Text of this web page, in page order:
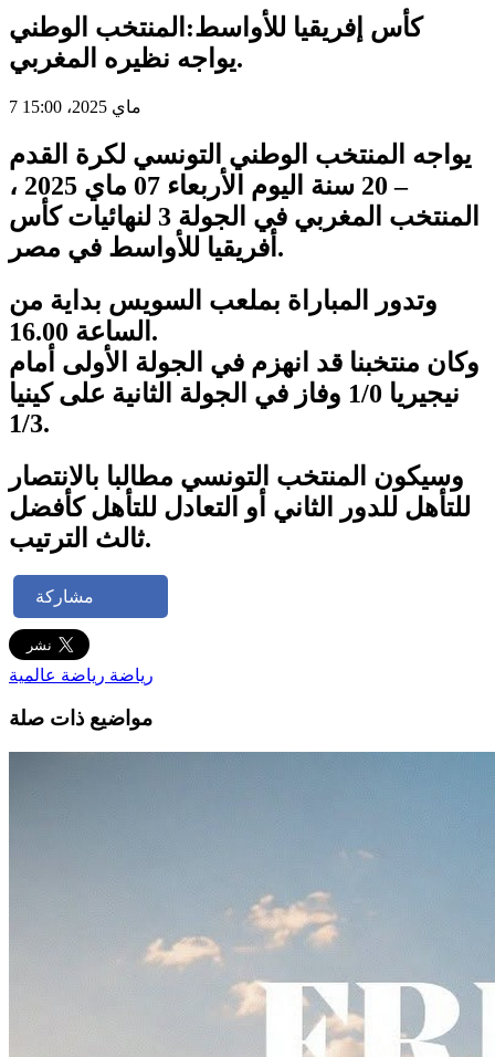
كأس إفريقيا للأواسط:المنتخب الوطني
يواجه نظيره المغربي.
7 ماي 2025، 15:00
يواجه المنتخب الوطني التونسي لكرة القدم
– 20 سنة اليوم الأربعاء 07 ماي 2025 ،
المنتخب المغربي في الجولة 3 لنهائيات كأس
أفريقيا للأواسط في مصر.
وتدور المباراة بملعب السويس بداية من
الساعة 16.00.
وكان منتخبنا قد انهزم في الجولة الأولى أمام
نيجيريا 1/0 وفاز في الجولة الثانية على كينيا
1/3.
وسيكون المنتخب التونسي مطالبا بالانتصار
للتأهل للدور الثاني أو التعادل للتأهل كأفضل
ثالث الترتيب.
مشاركة
رياضة رياضة عالمية
مواضيع ذات صلة